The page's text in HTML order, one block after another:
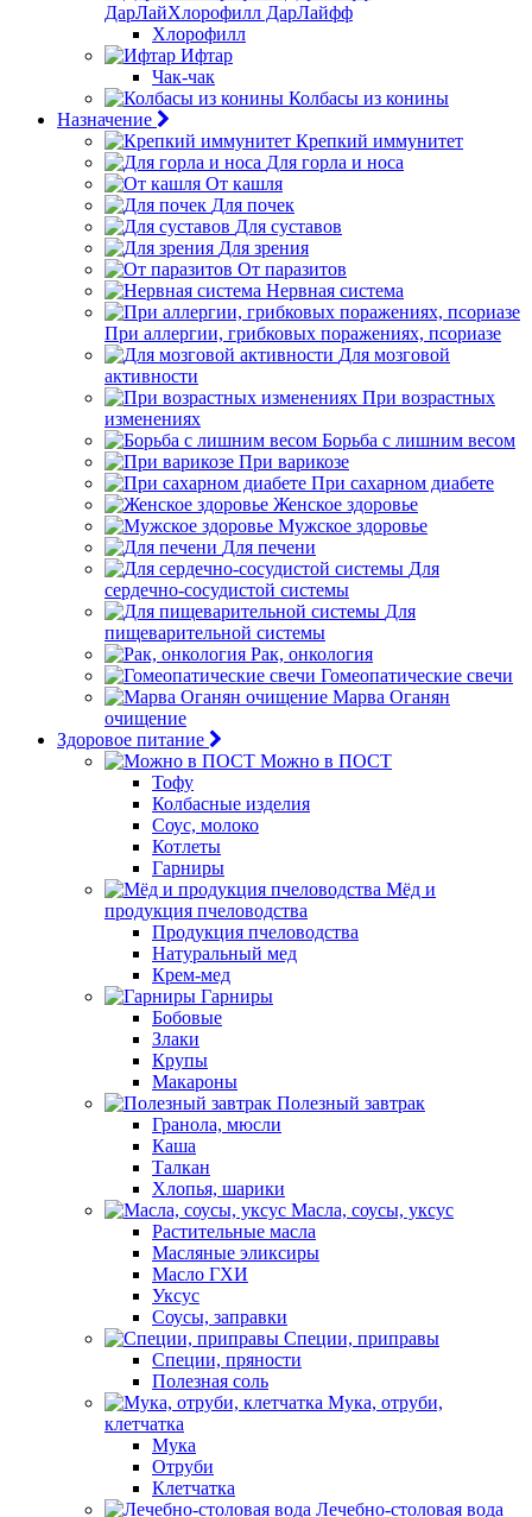
ДарЛайХлорофилл ДарЛайфф
Хлорофилл
Ифтар
Чак-чак
Колбасы из конины
Назначение
Крепкий иммунитет
Для горла и носа
От кашля
Для почек
Для суставов
Для зрения
От паразитов
Нервная система
При аллергии, грибковых поражениях, псориазе
Для мозговой
активности
При возрастных
изменениях
Борьба с лишним весом
При варикозе
При сахарном диабете
Женское здоровье
Мужское здоровье
Для печени
Для
сердечно-сосудистой системы
Для
пищеварительной системы
Рак, онкология
Гомеопатические свечи
Марва Оганян
очищение
Здоровое питание
Можно в ПОСТ
Тофу
Колбасные изделия
Соус, молоко
Котлеты
Гарниры
Мёд и
продукция пчеловодства
Продукция пчеловодства
Натуральный мед
Крем-мед
Гарниры
Бобовые
Злаки
Крупы
Макароны
Полезный завтрак
Гранола, мюсли
Каша
Талкан
Хлопья, шарики
Масла, соусы, уксус
Растительные масла
Масляные эликсиры
Масло ГХИ
Уксус
Соусы, заправки
Специи, приправы
Специи, пряности
Полезная соль
Мука, отруби,
клетчатка
Мука
Отруби
Клетчатка
Лечебно-столовая вода